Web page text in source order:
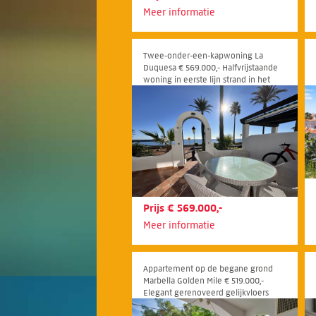
Meer informatie
Twee-onder-een-kapwoning La
Duquesa € 569.000,- Halfvrijstaande
woning in eerste lijn strand in het
gewilde Los Flamencos, naast La
Duquesa in Manilva
Prijs € 569.000,-
Meer informatie
Appartement op de begane grond
Marbella Golden Mile € 519.000,-
Elegant gerenoveerd gelijkvloers
appartement in de exclusieve